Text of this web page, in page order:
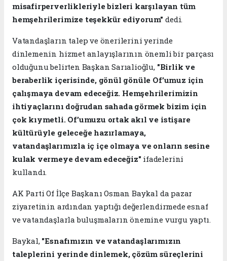
misafirperverlikleriyle bizleri karşılayan tüm
hemşehrilerimize teşekkür ediyorum" dedi.
Vatandaşların talep ve önerilerini yerinde
dinlemenin hizmet anlayışlarının önemli bir parçası
olduğunu belirten Başkan Sarıalioğlu, "Birlik ve
beraberlik içerisinde, gönül gönüle Of’umuz için
çalışmaya devam edeceğiz. Hemşehrilerimizin
ihtiyaçlarını doğrudan sahada görmek bizim için
çok kıymetli. Of’umuzu ortak akıl ve istişare
kültürüyle geleceğe hazırlamaya,
vatandaşlarımızla iç içe olmaya ve onların sesine
kulak vermeye devam edeceğiz"ifadelerini
kullandı.
AK Parti Of İlçe Başkanı Osman Baykal da pazar
ziyaretinin ardından yaptığı değerlendirmede esnaf
ve vatandaşlarla buluşmaların önemine vurgu yaptı.
Baykal, "Esnafımızın ve vatandaşlarımızın
taleplerini yerinde dinlemek, çözüm süreçlerini